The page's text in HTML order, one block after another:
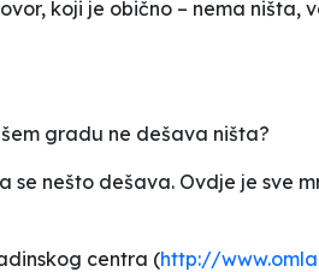
koji je obično – nema ništa,
gradu ne dešava ništa?
se nešto dešava. Ovdje je sve
centra (http://